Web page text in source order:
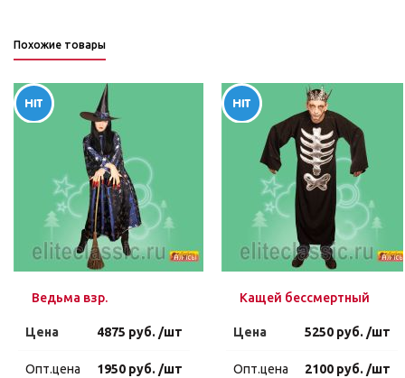
Похожие товары
Ведьма взр.
Цена 4875 руб. /шт
Опт.цена 1950 руб. /шт
Кащей бессмертный
Цена 5250 руб. /шт
Опт.цена 2100 руб. /шт